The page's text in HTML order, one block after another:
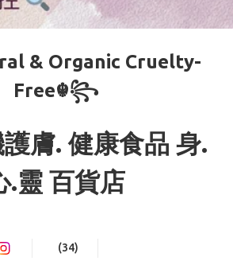
& Organic Cruelty-
Free☬꧂
膚. 健康食品 身.
.靈 百貨店
(34)